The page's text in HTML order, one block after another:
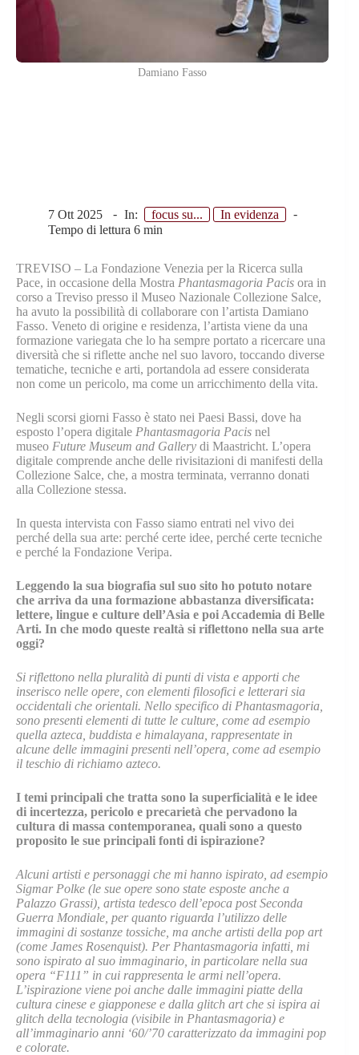
Damiano Fasso
7 Ott 2025 In: focus su...
In evidenza
Tempo di lettura 6 min
TREVISO – La Fondazione Venezia per la Ricerca sulla
Pace, in occasione della Mostra Phantasmagoria Pacis ora in
corso a Treviso presso il Museo Nazionale Collezione Salce,
ha avuto la possibilità di collaborare con l’artista Damiano
Fasso. Veneto di origine e residenza, l’artista viene da una
formazione variegata che lo ha sempre portato a ricercare una
diversità che si riflette anche nel suo lavoro, toccando diverse
tematiche, tecniche e arti, portandola ad essere considerata
non come un pericolo, ma come un arricchimento della vita.
Negli scorsi giorni Fasso è stato nei Paesi Bassi, dove ha
esposto l’opera digitale Phantasmagoria Pacis nel
museo Future Museum and Gallery di Maastricht. L’opera
digitale comprende anche delle rivisitazioni di manifesti della
Collezione Salce, che, a mostra terminata, verranno donati
alla Collezione stessa.
In questa intervista con Fasso siamo entrati nel vivo dei
perché della sua arte: perché certe idee, perché certe tecniche
e perché la Fondazione Veripa.
Leggendo la sua biografia sul suo sito ho potuto notare
che arriva da una formazione abbastanza diversificata:
lettere, lingue e culture dell’Asia e poi Accademia di Belle
Arti. In che modo queste realtà si riflettono nella sua arte
oggi?
Si riflettono nella pluralità di punti di vista e apporti che
inserisco nelle opere, con elementi filosofici e letterari sia
occidentali che orientali. Nello specifico di Phantasmagoria,
sono presenti elementi di tutte le culture, come ad esempio
quella azteca, buddista e himalayana, rappresentate in
alcune delle immagini presenti nell’opera, come ad esempio
il teschio di richiamo azteco.
I temi principali che tratta sono la superficialità e le idee
di incertezza, pericolo e precarietà che pervadono la
cultura di massa contemporanea, quali sono a questo
proposito le sue principali fonti di ispirazione?
Alcuni artisti e personaggi che mi hanno ispirato, ad esempio
Sigmar Polke (le sue opere sono state esposte anche a
Palazzo Grassi), artista tedesco dell’epoca post Seconda
Guerra Mondiale, per quanto riguarda l’utilizzo delle
immagini di sostanze tossiche, ma anche artisti della pop art
(come James Rosenquist). Per Phantasmagoria infatti, mi
sono ispirato al suo immaginario, in particolare nella sua
opera “F111” in cui rappresenta le armi nell’opera.
L’ispirazione viene poi anche dalle immagini piatte della
cultura cinese e giapponese e dalla glitch art che si ispira ai
glitch della tecnologia (visibile in Phantasmagoria) e
all’immaginario anni ‘60/’70 caratterizzato da immagini pop
e colorate.